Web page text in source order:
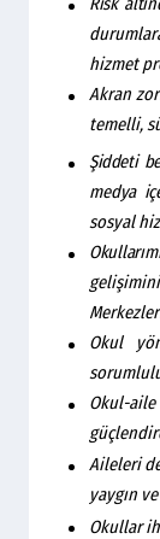
hizmet
Akran
temelli,
Şiddeti
medya
sosyal
Okul
Okul-
Aileleri
yaygın
Okullar